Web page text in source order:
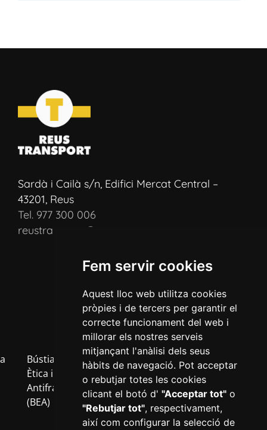
Fem servir cookies
Aquest lloc web utilitza cookies
pròpies i de tercers per garantir el
correcte funcionament del web i
millorar els nostres serveis
mitjançant l'anàlisi dels seus
hàbits de navegació. Pot acceptar
o rebutjar totes les cookies
clicant el botó d' "Acceptar tot"o
"Rebutjar tot", respectivament,
així com configurar la selecció de
Sardà i Cailà s/n, Edifici Mercat Central –
43201, Reus
Tel. 977 300 006
reustransport@reustransport.cat
Bústia
Ètica i
Antifrau
(BEA)
Política
de
privacitat
Política
de
cookies
Avís
Legal